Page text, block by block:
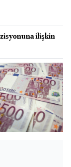
ilişkin